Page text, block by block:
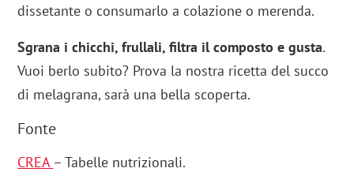
dissetante o consumarlo a colazione o merenda.
Sgrana i chicchi, frullali, filtra il composto e gusta.
Vuoi berlo subito? Prova la nostra ricetta del succo
di melagrana, sarà una bella scoperta.
Fonte
CREA – Tabelle nutrizionali.